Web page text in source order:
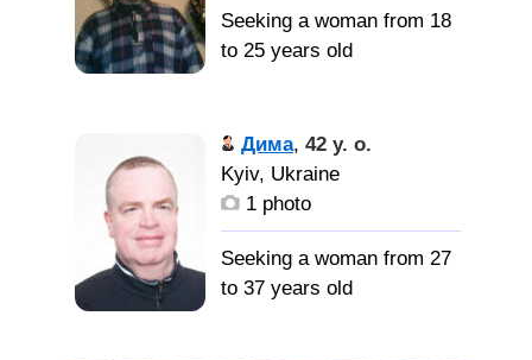
девушкой для серьезных
отношений и создание
Seeking a woman from 18
to 25 years old
честный красивый
воспитанный и очень
жалосливый.
Я хочу
найти красивую и
Дима, 42 y. o.
Kyiv, Ukraine
1 photo
Seeking a woman from 27
to 37 years old